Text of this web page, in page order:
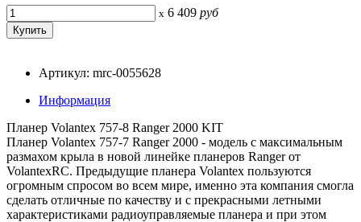
x 6 409 руб
Артикул: mrc-0055628
Информация
Планер Volantex 757-8 Ranger 2000 KIT
Планер Volantex 757-7 Ranger 2000 - модель с максимальным
размахом крыла в новой линейке планеров Ranger от
VolantexRC. Предыдущие планера Volantex пользуются
огромным спросом во всем мире, именно эта компания смогла
сделать отличные по качеству и с прекрасными летными
характеристиками радиоуправляемые планера и при этом